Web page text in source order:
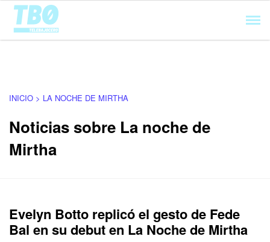
Cargando...
INICIO > LA NOCHE DE MIRTHA
Noticias sobre La noche de
Mirtha
Evelyn Botto replicó el gesto de Fede
Bal en su debut en La Noche de Mirtha